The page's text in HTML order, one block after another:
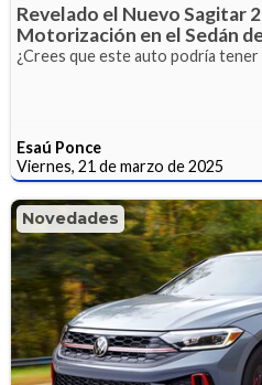
Revelado el Nuevo Sagitar
Motorización en el Sedán
¿Crees que este auto podría
Esaú Ponce
Viernes, 21 de marzo de 2025
Novedades